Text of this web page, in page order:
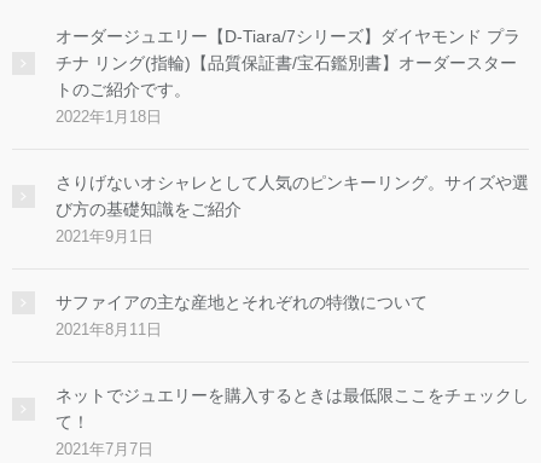
オーダージュエリー【D-Tiara/7シリーズ】ダイヤモンド プラ
チナ リング(指輪)【品質保証書/宝石鑑別書】オーダースター
トのご紹介です。
2022年1月18日
さりげないオシャレとして人気のピンキーリング。サイズや選
び方の基礎知識をご紹介
2021年9月1日
サファイアの主な産地とそれぞれの特徴について
2021年8月11日
ネットでジュエリーを購入するときは最低限ここをチェックし
て！
2021年7月7日